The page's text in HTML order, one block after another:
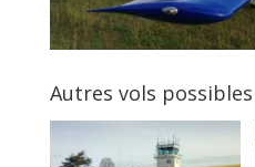
Autres vols possibles